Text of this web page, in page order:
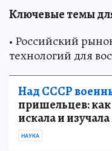
Ключевые темы
• Российский
технологий для
Над СССР
пришельцев: как
искала и
НАУКА